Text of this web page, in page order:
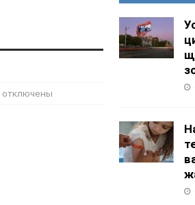
ФИНАНСЫ И
отключены